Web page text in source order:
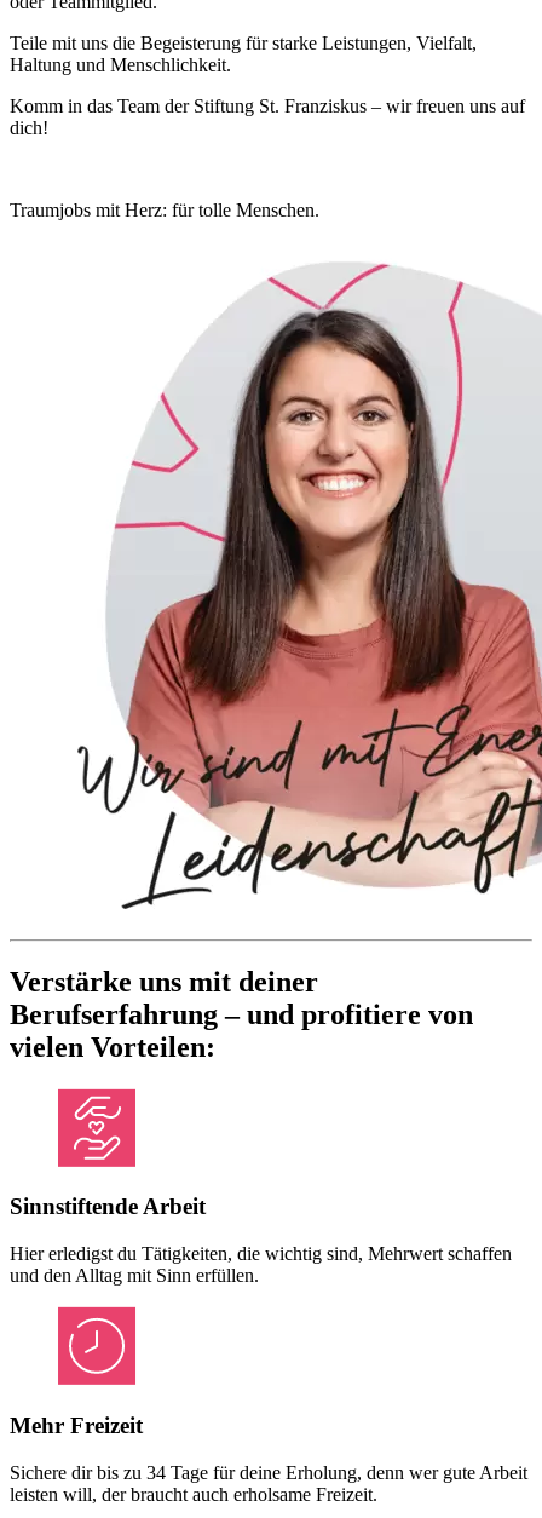
Teile mit uns die Begeisterung für starke Leistungen, Vielfalt,
Haltung und Menschlichkeit.
Komm in das Team der Stiftung St. Franziskus – wir freuen uns auf
dich!
Traumjobs mit Herz: für tolle Menschen.
Verstärke uns mit deiner
Berufserfahrung – und profitiere von
vielen Vorteilen:
Sinnstiftende Arbeit
Hier erledigst du Tätigkeiten, die wichtig sind, Mehrwert schaffen
und den Alltag mit Sinn erfüllen.
Mehr Freizeit
Sichere dir bis zu 34 Tage für deine Erholung, denn wer gute Arbeit
leisten will, der braucht auch erholsame Freizeit.